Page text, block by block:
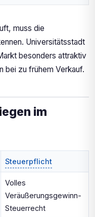
muss die
Universitätsstadt
besonders attraktiv
bei zu frühem Verkauf.
im
Steuerpflicht
Volles
Veräußerungsgewinn-
Steuerrecht